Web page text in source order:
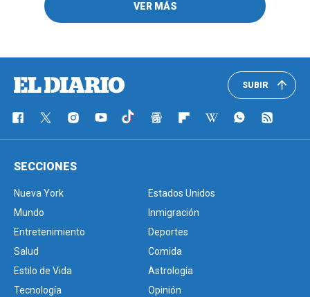
VER MÁS
SUBIR
SECCIONES
Nueva York
Estados Unidos
Mundo
Inmigración
Entretenimiento
Deportes
Salud
Comida
Estilo de Vida
Astrología
Tecnología
Opinión